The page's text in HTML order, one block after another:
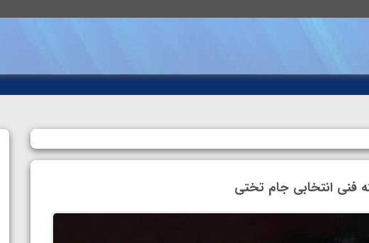
فنی انتخابی جام تختی